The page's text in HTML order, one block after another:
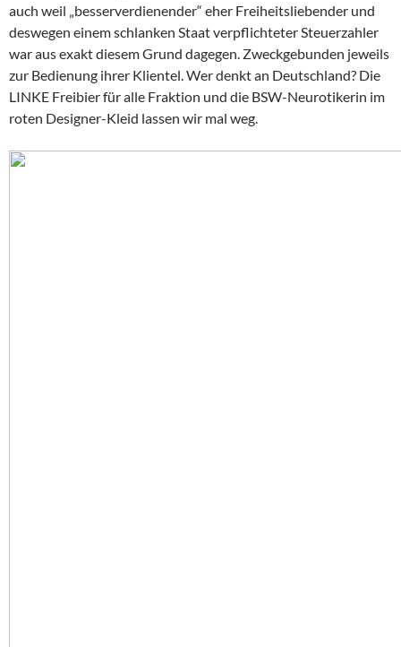
auch weil „besserverdienender“ eher Freiheitsliebender und
deswegen einem schlanken Staat verpflichteter Steuerzahler
war aus exakt diesem Grund dagegen. Zweckgebunden jeweils
zur Bedienung ihrer Klientel. Wer denkt an Deutschland? Die
LINKE Freibier für alle Fraktion und die BSW-Neurotikerin im
roten Designer-Kleid lassen wir mal weg.